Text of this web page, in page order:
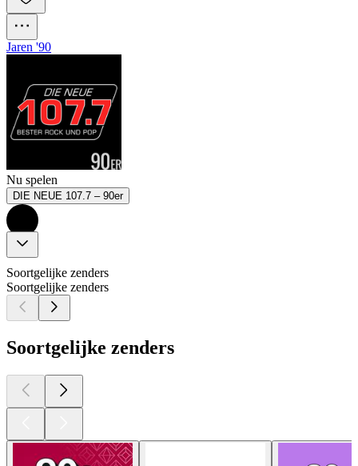
Jaren '90
Nu spelen
DIE NEUE 107.7 – 90er
Soortgelijke zenders
Soortgelijke zenders
Soortgelijke zenders